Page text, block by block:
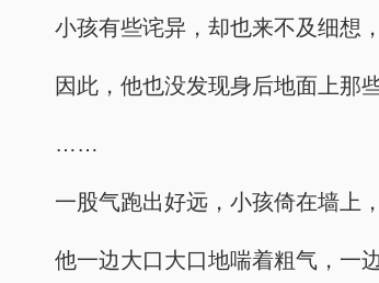
小孩有些诧异，却也来不及细想
因此，他也没发现身后地面上那
……
一股气跑出好远，小孩倚在墙上
他一边大口大口地喘着粗气，一